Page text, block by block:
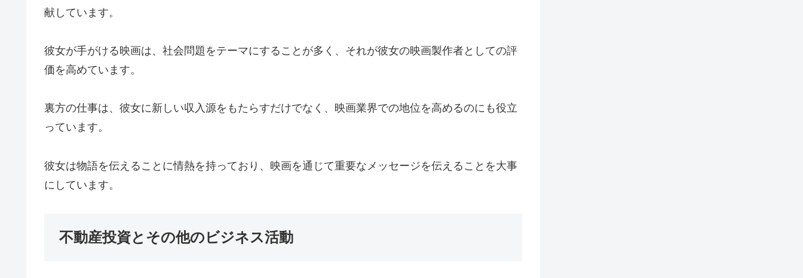
献しています。
彼女が手がける映画は、社会問題をテーマにすることが多く、それが彼女の映画製作者としての評
価を高めています。
裏方の仕事は、彼女に新しい収入源をもたらすだけでなく、映画業界での地位を高めるのにも役立
っています。
彼女は物語を伝えることに情熱を持っており、映画を通じて重要なメッセージを伝えることを大事
にしています。
不動産投資とその他のビジネス活動